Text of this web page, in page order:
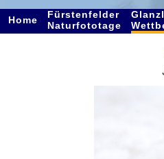
Home
Fürstenfelder
Naturfototage